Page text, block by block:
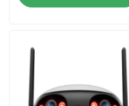
Bitte um ein Angebot
Wifi-Glühlampe-